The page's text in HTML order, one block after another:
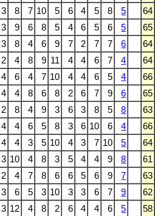
3 8 7 10 5 6 4 5 8 5 64
3 9 6 8 5 4 6 5 6 5 65
3 8 4 6 9 7 2 7 7 6 64
2 4 8 9 11 4 4 6 7 4 64
4 6 4 7 10 4 4 6 5 4 66
4 4 8 6 8 2 6 7 9 6 65
2 8 4 9 3 6 3 8 5 8 63
4 4 6 5 8 3 6 10 6 4 66
4 4 3 5 10 4 3 7 10 5 64
3 10 4 8 3 5 4 4 9 8 61
2 4 7 8 6 6 5 6 9 7 63
3 6 5 3 10 3 3 6 7 9 62
3 12 4 8 2 6 4 4 6 5 58